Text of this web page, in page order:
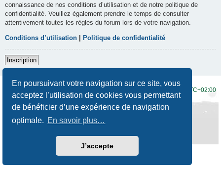
En poursuivant votre navigation sur ce site, vous
acceptez l’utilisation de cookies vous permettant
de bénéficier d’une expérience de navigation
optimale. En savoir plus…
J’accepte
connaissance de nos conditions d’utilisation et de notre politique de
confidentialité. Veuillez également prendre le temps de consulter
attentivement toutes les règles du forum lors de votre navigation.
Conditions d’utilisation Politique de confidentialité
Inscription
UTC+02:00
Développé par phpBB® Forum Software © phpBB Limited
Traduction française officielle
Prosilver New Edition
Confidentialité|Conditions